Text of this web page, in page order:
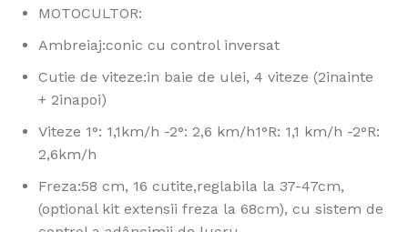
MOTOCULTOR:
Ambreiaj:conic cu control inversat
Cutie de viteze:in baie de ulei, 4 viteze (2inainte
+ 2inapoi)
Viteze 1°: 1,1km/h -2°: 2,6 km/h1°R: 1,1 km/h -2°R:
2,6km/h
Freza:58 cm, 16 cutite,reglabila la 37-47cm,
(optional kit extensii freza la 68cm), cu sistem de